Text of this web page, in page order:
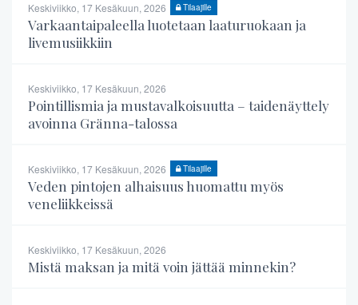
Keskiviikko, 17 Kesäkuun, 2026 Tilaajille
Varkaantaipaleella luotetaan laaturuokaan ja
livemusiikkiin
Keskiviikko, 17 Kesäkuun, 2026
Pointillismia ja mustavalkoisuutta – taidenäyttely
avoinna Gränna-talossa
Keskiviikko, 17 Kesäkuun, 2026 Tilaajille
Veden pintojen alhaisuus huomattu myös
veneliikkeissä
Keskiviikko, 17 Kesäkuun, 2026
Mistä maksan ja mitä voin jättää minnekin?